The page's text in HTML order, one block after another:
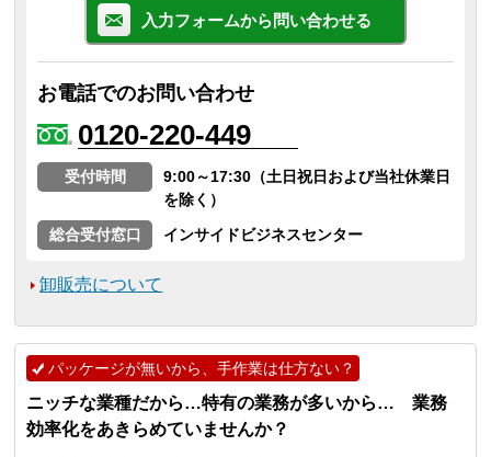
入力フォームから問い合わせる
お電話でのお問い合わせ
0120-220-449
受付時間
9:00～17:30（土日祝日および当社休業日
を除く）
総合受付窓口
インサイドビジネスセンター
卸販売について
パッケージが無いから、手作業は仕方ない？
ニッチな業種だから…特有の業務が多いから… 業務
効率化をあきらめていませんか？